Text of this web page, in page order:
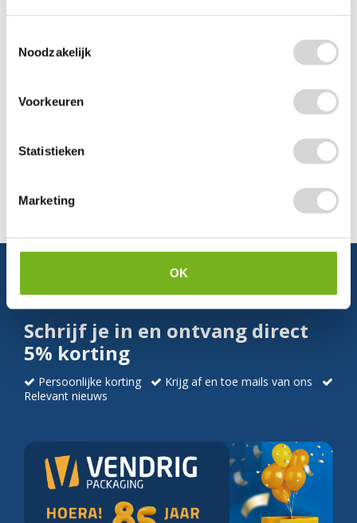
Noodzakelijk
Voorkeuren
Statistieken
Marketing
OK
Mailen
Offerte aanvragen
Vraag een speciale prijs op bij ons, wij
Schrijf je in en ontvang direct
5% korting
Persoonlijke korting
Krijg af en toe mails van ons
Relevant nieuws